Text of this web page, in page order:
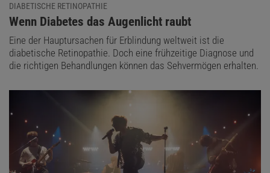
DIABETISCHE RETINOPATHIE
:
Wenn Diabetes das Augenlicht raubt
Eine der Hauptursachen für Erblindung weltweit ist die
diabetische Retinopathie. Doch eine frühzeitige Diagnose und
die richtigen Behandlungen können das Sehvermögen erhalten.